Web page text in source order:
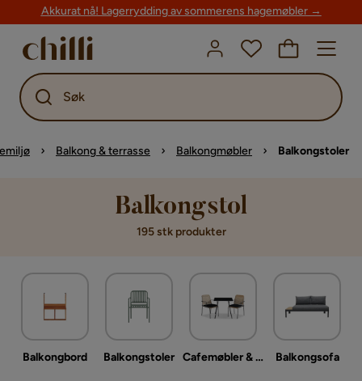
Akkurat nå! Lagerrydding av sommerens hagemøbler →
Søk
Balkong & terrasse Balkongmøbler Balkongstoler
Balkongstol
195 stk produkter
Balkongbord Balkongstoler Cafemøbler & cafesett Balkongsofa